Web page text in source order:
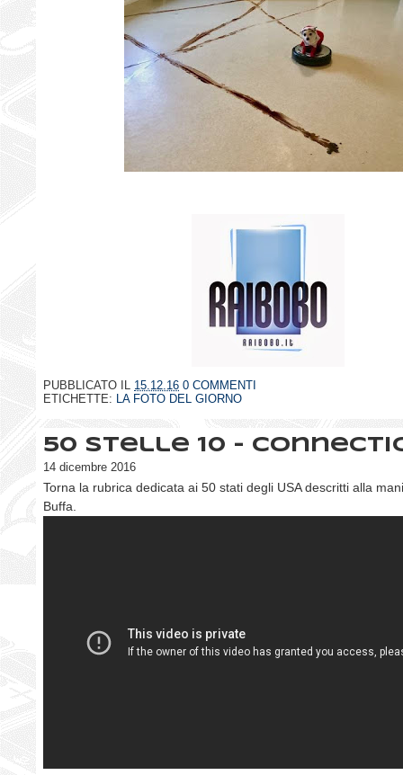
PUBBLICATO IL 15.12.16 0 COMMENTI
ETICHETTE:
LA FOTO DEL GIORNO
50 stelle 10 -
14 dicembre 2016
Torna la rubrica dedicata ai 50 stati degli USA descritti alla
Buffa.